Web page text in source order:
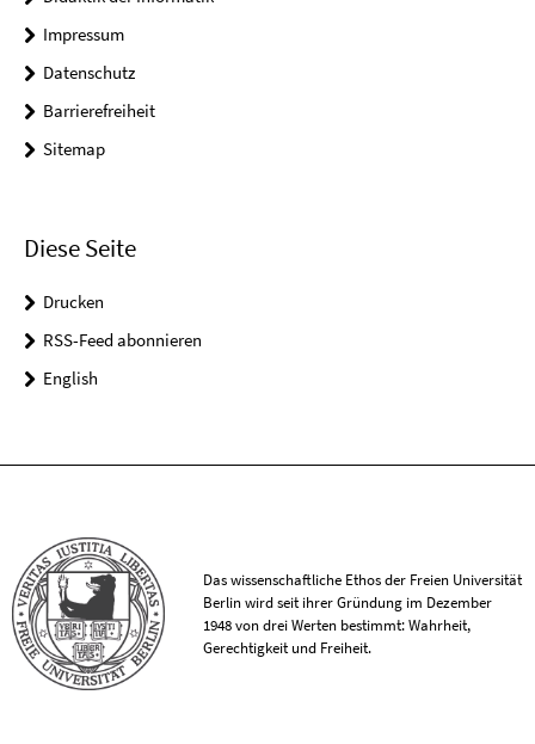
Impressum
Datenschutz
Barrierefreiheit
Sitemap
Diese Seite
Drucken
RSS-Feed abonnieren
English
Das wissenschaftliche Ethos der Freien Universität
Berlin wird seit ihrer Gründung im Dezember
1948 von drei Werten bestimmt: Wahrheit,
Gerechtigkeit und Freiheit.